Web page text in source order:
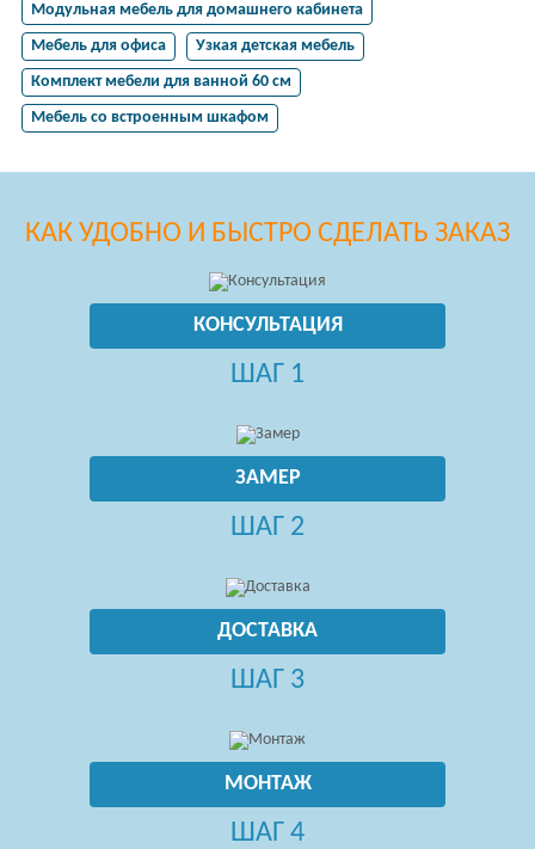
Модульная мебель для домашнего кабинета
Мебель для офиса
Узкая детская мебель
Комплект мебели для ванной 60 см
Мебель со встроенным шкафом
КАК УДОБНО И БЫСТРО СДЕЛАТЬ ЗАКАЗ
КОНСУЛЬТАЦИЯ
ШАГ 1
ЗАМЕР
ШАГ 2
ДОСТАВКА
ШАГ 3
МОНТАЖ
ШАГ 4